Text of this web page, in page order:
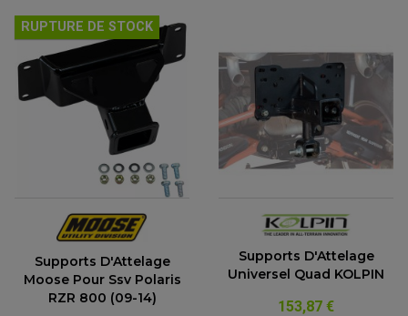
RUPTURE DE STOCK
Supports D'Attelage
Moose Pour Ssv Polaris
RZR 800 (09-14)
Supports D'Attelage
Universel Quad KOLPIN
153,87 €